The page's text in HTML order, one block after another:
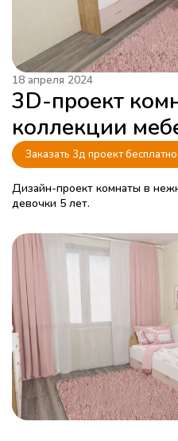
18 апреля 2024
3D-проект
коллекции
Заказать 3д проект бесплатно
Дизайн-проект комнаты в
девочки 5 лет.